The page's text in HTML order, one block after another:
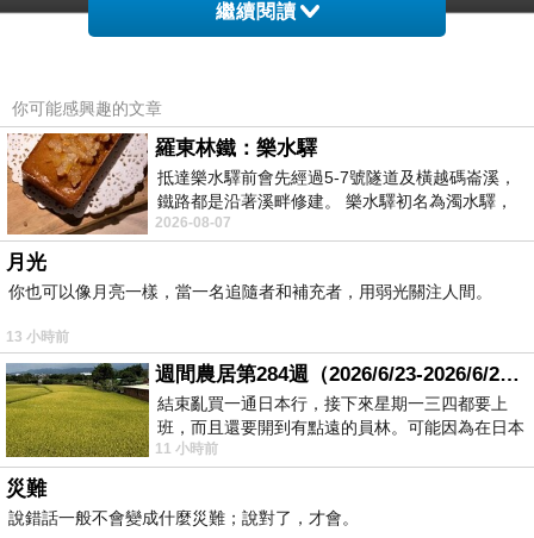
的吳慷仁，繼續挑戰高難度角色，在港片《但願人長久》
當中，不但要以湖南話和廣東話發音，並且刻意維持消瘦
身形，演出一個落魄吸毒犯，加上故事橫跨20年歲月，必
須從年輕演到老，因此整部電影最大的看點就是他出神入
化的演技，而且他在以前常常被認為「太用力」的表演方
式，在這部文藝片裡面明顯收斂，只有一場毒癮發作的逼
情戲都走內斂路線，許多細微的表情動作都可以說是絲絲
入扣，就連最後轉身離開的那個背影，都彷彿說盡歲月的
感傷與遺憾，令人百感交集，難怪可以打敗梁朝偉，得到
香港電影評論學會的最佳男演員獎，台灣可以出現一個這
麼棒的演員，真的不簡單！
繼續閱讀
你可能感興趣的文章
羅東林鐵：樂水驛
抵達樂水驛前會先經過5-7號隧道及橫越碼崙溪，
鐵路都是沿著溪畔修建。 樂水驛初名為濁水驛，
但因與臺鐵集集線車站同名，於1953
2026-08-07
月光
你也可以像月亮一樣，當一名追隨者和補充者，用弱光關注人間。
13 小時前
週間農居第284週（2026/6/23-2026/6/24) 夏至 金黃稻浪洋溢豐收喜悅
結束亂買一通日本行，接下來星期一三四都要上
班，而且還要開到有點遠的員林。可能因為在日本
花不少錢，星期一出門上班時，心裡沒有一
11 小時前
災難
說錯話一般不會變成什麼災難；說對了，才會。